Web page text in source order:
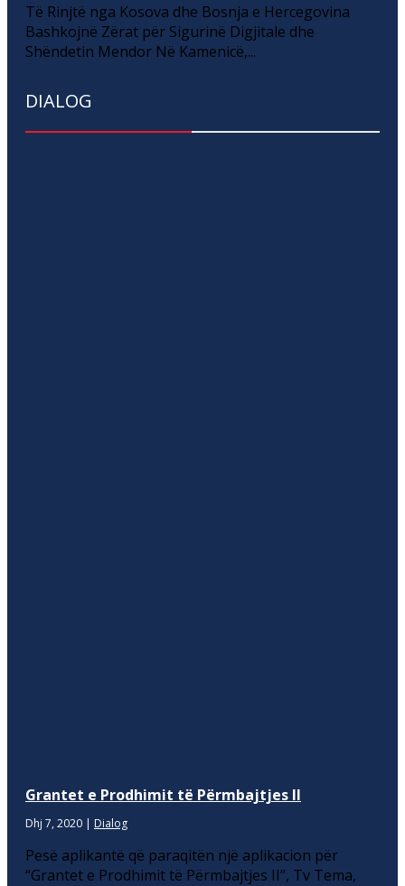
Të Rinjtë nga Kosova dhe Bosnja e Hercegovina
Bashkojnë Zërat për Sigurinë Digjitale dhe
Shëndetin Mendor Në Kamenicë,...
DIALOG
Grantet e Prodhimit të Përmbajtjes II
Dhj 7, 2020 | Dialog
Pesë aplikantë që paraqitën një aplikacion për
“Grantet e Prodhimit të Përmbajtjes II”, Tv Tema,